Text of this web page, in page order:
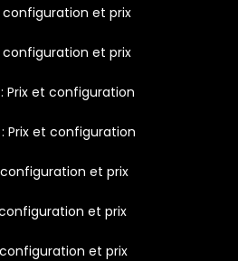
configuration et prix
et prix
Prix et configuration
Prix et configuration
et prix
et prix
et prix